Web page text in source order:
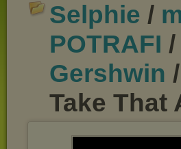
Selphie /
POTRAFI /
Gershwin
Take That